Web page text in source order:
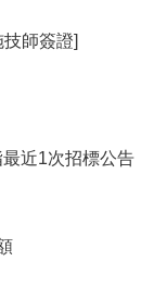
師簽證]
近1次招標公告